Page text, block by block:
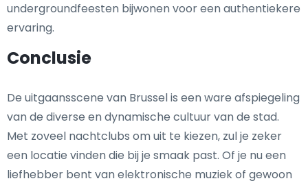
undergroundfeesten bijwonen voor een authentiekere
ervaring.
Conclusie
De uitgaansscene van Brussel is een ware afspiegeling
van de diverse en dynamische cultuur van de stad.
Met zoveel nachtclubs om uit te kiezen, zul je zeker
een locatie vinden die bij je smaak past. Of je nu een
liefhebber bent van elektronische muziek of gewoon